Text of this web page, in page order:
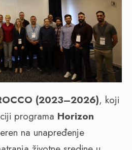
(2023–2026), koji
programa Horizon
na unapređenje